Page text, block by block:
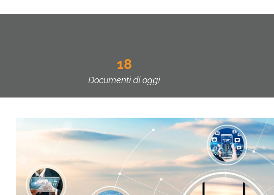
18
Documenti di oggi